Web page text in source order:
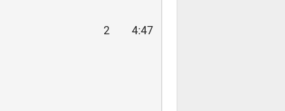
2 4:47